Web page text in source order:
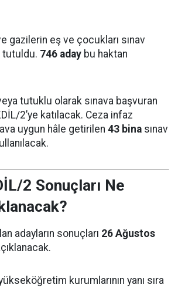
gazilerin eş ve çocukları sınav
tutuldu. 746 aday bu haktan
tutuklu olarak sınava başvuran
2’ye katılacak. Ceza infaz
uygun hâle getirilen 43 bina sınav
2 Sonuçları Ne
adayların sonuçları 26 Ağustos
kurumlarının yanı sıra